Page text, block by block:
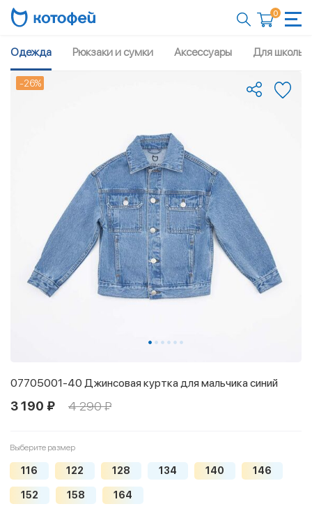
0
Одежда Рюкзаки и сумки Аксессуары Для школы
-26%
07705001-40 Джинсовая куртка для мальчика синий
3 190 ₽ 4 290 ₽
Выберите размер
116 122 128 134 140 146
152 158 164